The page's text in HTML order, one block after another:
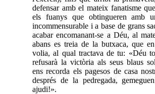
defensar amb el mateix fanatisme
els fuanys que obtingueren amb
incommensurable i a base de grans
acabar encomanant-se a Déu, al
abans es treia de la butxaca, que
volia, al qual tractava de tu: «Déu
refusarà la victòria als seus blaus
ens recorda els pagesos de casa
després de la pedregada,
ajudi!».